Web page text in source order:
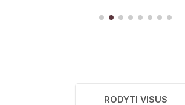
RODYTI VISUS